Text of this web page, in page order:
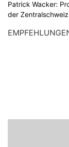
Patrick Wacker:
der Zentralschweiz